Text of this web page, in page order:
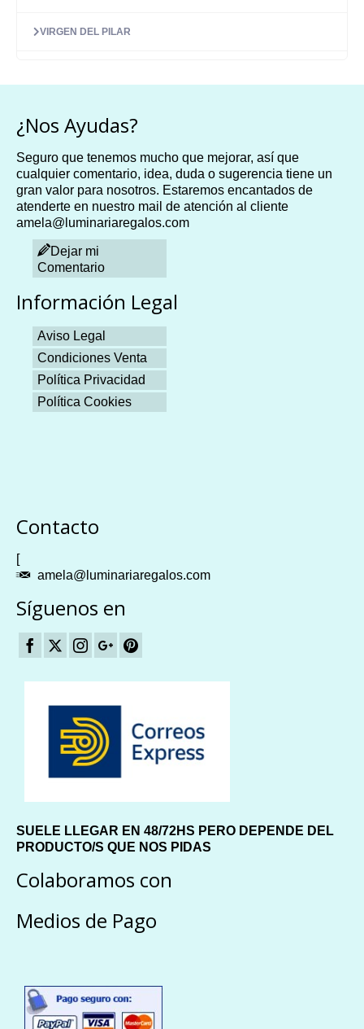
VIRGEN DEL PILAR
¿Nos Ayudas?
Seguro que tenemos mucho que mejorar, así que
cualquier comentario, idea, duda o sugerencia tiene un
gran valor para nosotros. Estaremos encantados de
atenderte en nuestro mail de atención al cliente
amela@luminariaregalos.com
Dejar mi
Comentario
Información Legal
Aviso Legal
Condiciones Venta
Política Privacidad
Política Cookies
Contacto
[
amela@luminariaregalos.com
Síguenos en
SUELE LLEGAR EN 48/72HS PERO DEPENDE DEL
PRODUCTO/S QUE NOS PIDAS
Colaboramos con
Medios de Pago